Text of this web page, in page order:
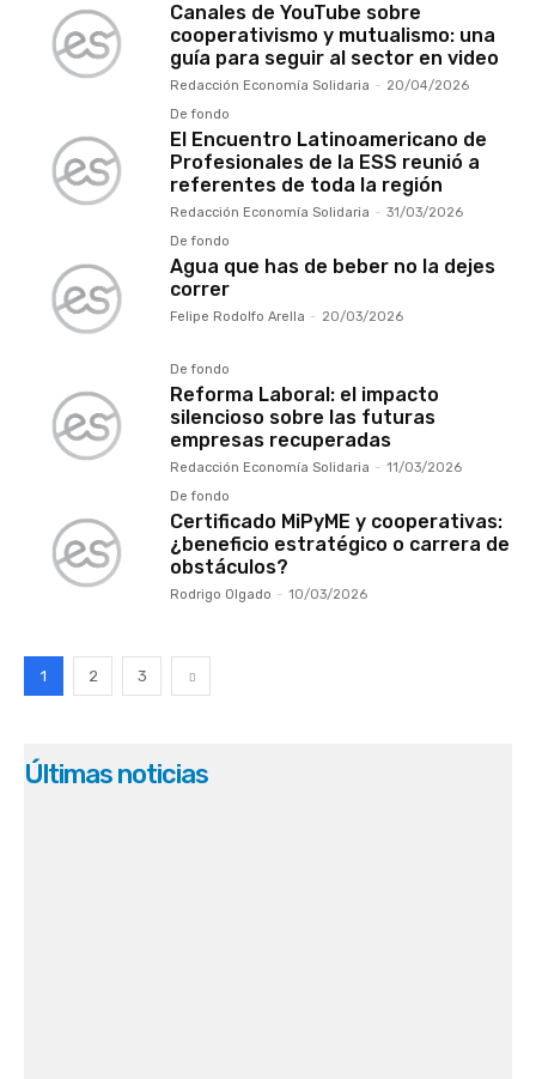
Canales de YouTube sobre
cooperativismo y mutualismo: una
guía para seguir al sector en video
Redacción Economía Solidaria - 20/04/2026
De fondo
El Encuentro Latinoamericano de
Profesionales de la ESS reunió a
referentes de toda la región
Redacción Economía Solidaria - 31/03/2026
De fondo
Agua que has de beber no la dejes
correr
Felipe Rodolfo Arella - 20/03/2026
De fondo
Reforma Laboral: el impacto
silencioso sobre las futuras
empresas recuperadas
Redacción Economía Solidaria - 11/03/2026
De fondo
Certificado MiPyME y cooperativas:
¿beneficio estratégico o carrera de
obstáculos?
Rodrigo Olgado - 10/03/2026
1 2 3
Últimas noticias